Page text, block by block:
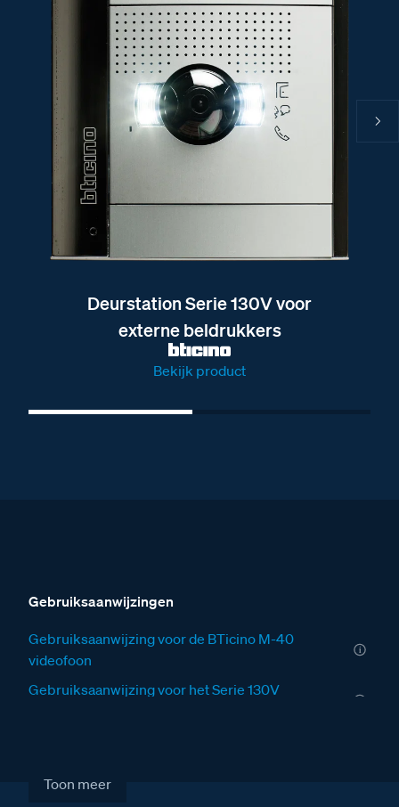
Deurstation Serie 130V voor
externe beldrukkers
Bekijk product
Gebruiksaanwijzingen
Gebruiksaanwijzing voor de BTicino M-40
videofoon
Gebruiksaanwijzing voor het Serie 130V
Installatiewijzer VV
Toon meer